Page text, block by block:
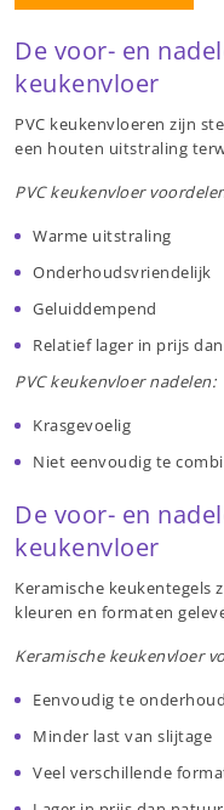
De voor- en
keukenvloer
PVC keukenvloeren zijn
een houten uitstraling
PVC keukenvloer
Warme uitstraling
Onderhoudsvriendelijk
Geluiddempend
Relatief lager in prijs
PVC keukenvloer nadelen:
Krasgevoelig
Niet eenvoudig te
De voor- en
keukenvloer
Keramische keukentegels
kleuren en formaten
Keramische keukenvloer
Eenvoudig te
Minder last van slijtage
Veel verschillende